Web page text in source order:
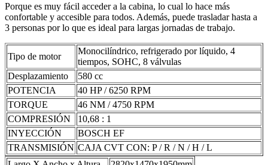
Porque es muy fácil acceder a la cabina, lo cual lo hace más
confortable y accesible para todos. Además, puede trasladar hasta a
3 personas por lo que es ideal para largas jornadas de trabajo.
Tipo de motor
Monocilíndrico, refrigerado por líquido, 4
tiempos, SOHC, 8 válvulas
Desplazamiento
580 cc
POTENCIA
40 HP / 6250 RPM
TORQUE
46 NM / 4750 RPM
COMPRESIÓN
10,68 : 1
INYECCIÓN
BOSCH EF
TRANSMISIÓN CAJA CVT CON: P / R / N / H / L